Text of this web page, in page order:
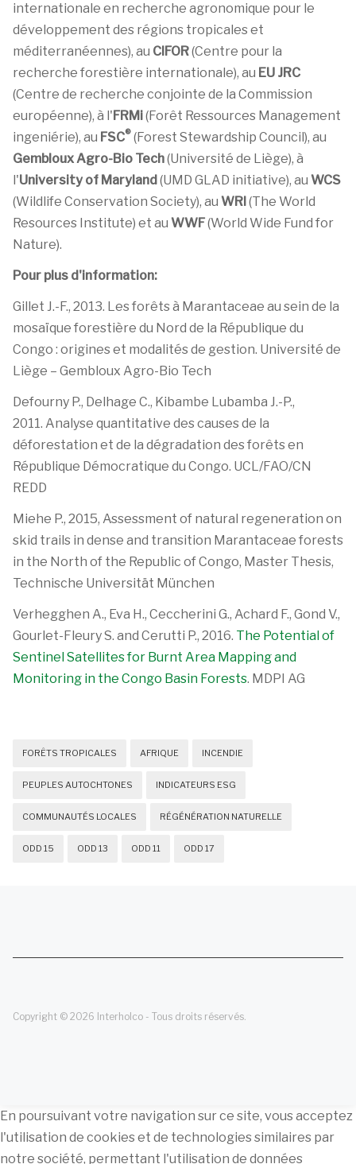
internationale en recherche agronomique pour le
développement des régions tropicales et
méditerranéennes), au CIFOR(Centre pour la
recherche forestière internationale), au EU JRC
(Centre de recherche conjointe de la Commission
européenne), à l'FRMi(Forêt Ressources Management
ingeniérie), au FSC® (Forest Stewardship Council), au
Gembloux Agro-Bio Tech(Université de Liège), à
l'University of Maryland(UMD GLAD initiative), au WCS
(Wildlife Conservation Society), au WRI(The World
Resources Institute) et au WWF(World Wide Fund for
Nature).
Pour plus d'information:
Gillet J.-F., 2013. Les forêts à Marantaceae au sein de la
mosaïque forestière du Nord de la République du
Congo : origines et modalités de gestion. Université de
Liège – Gembloux Agro-Bio Tech
Defourny P., Delhage C., Kibambe Lubamba J.-P.,
2011. Analyse quantitative des causes de la
déforestation et de la dégradation des forêts en
République Démocratique du Congo. UCL/FAO/CN
REDD
Miehe P., 2015, Assessment of natural regeneration on
skid trails in dense and transition Marantaceae forests
in the North of the Republic of Congo, Master Thesis,
Technische Universität München
Verhegghen A., Eva H., Ceccherini G., Achard F., Gond V.,
Gourlet-Fleury S. and Cerutti P., 2016. The Potential of
Sentinel Satellites for Burnt Area Mapping and
Monitoring in the Congo Basin Forests. MDPI AG
FORÊTS TROPICALES AFRIQUE INCENDIE
PEUPLES AUTOCHTONES INDICATEURS ESG
COMMUNAUTÉS LOCALES RÉGÉNÉRATION NATURELLE
ODD 15 ODD 13 ODD 11 ODD 17
Copyright © 2026 Interholco - Tous droits réservés.
En poursuivant votre navigation sur ce site, vous acceptez
l'utilisation de cookies et de technologies similaires par
notre société, permettant l'utilisation de données